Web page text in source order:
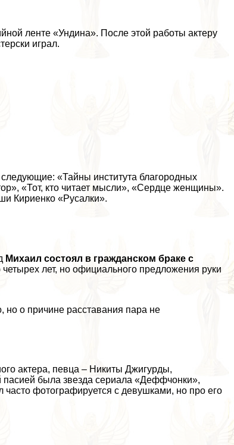
ленте «Ундина». После этой работы актеру
играл.
«Тайны института благородных
», «Тот, кто читает мысли», «Сердце женщины».
Кириенко «Русалки».
Михаил состоял в гражданском бpaке с
лет, но официального предложения руки
о причине расставания пара не
актера, певца – Никиты Джигурды,
была звезда сериала «Деффчонки»,
часто фотографируется с дeвyшками, но про его